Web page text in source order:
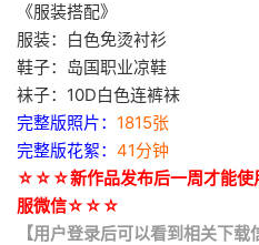
《服装搭配》
服装：白色免烫衬衫
鞋子：岛国职业凉鞋
袜子：10D白色连裤袜
完整版照片： 1815张
完整版花絮： 41分钟
☆☆☆新作品发布后一周才能使
服微信☆☆☆
【用户登录后可以看到相关下载